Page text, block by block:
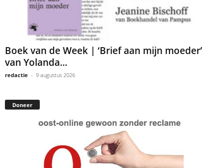
Boek van de Week | ‘Brief aan mijn moeder’
van Yolanda...
redactie - 9 augustus 2026
Doneer